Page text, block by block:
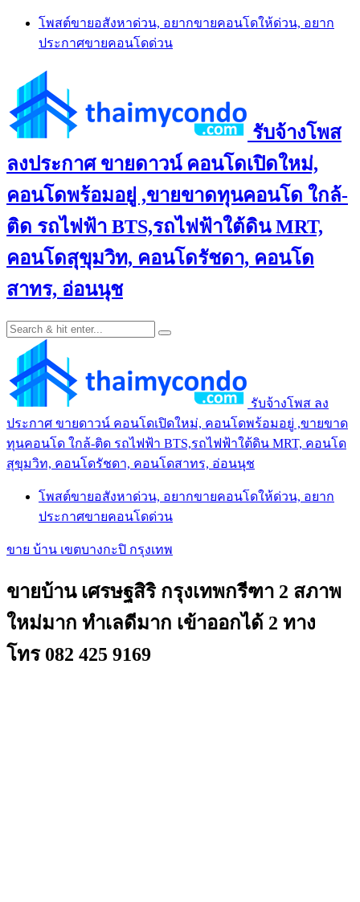
Skip
content
โพสต์ขายอสังหาด่วน, อยากขายคอนโดให้ด่วน, อยาก
ประกาศขายคอนโดด่วน
รับจ้างโพส
ลงประกาศ ขายดาวน์ คอนโดเปิดใหม่,
คอนโดพร้อมอยู่ ,ขายขาดทุนคอนโด ใกล้-
ติด รถไฟฟ้า BTS,รถไฟฟ้าใต้ดิน MRT,
คอนโดสุขุมวิท, คอนโดรัชดา, คอนโด
สาทร, อ่อนนุช
รับจ้างโพส ลง
ประกาศ ขายดาวน์ คอนโดเปิดใหม่, คอนโดพร้อมอยู่ ,ขายขาด
ทุนคอนโด ใกล้-ติด รถไฟฟ้า BTS,รถไฟฟ้าใต้ดิน MRT, คอนโด
สุขุมวิท, คอนโดรัชดา, คอนโดสาทร, อ่อนนุช
โพสต์ขายอสังหาด่วน, อยากขายคอนโดให้ด่วน, อยาก
ประกาศขายคอนโดด่วน
ขาย บ้าน เขตบางกะปิ กรุงเทพ
ขายบ้าน เศรษฐสิริ กรุงเทพกรีฑา 2 สภาพ
ใหม่มาก ทำเลดีมาก เข้าออกได้ 2 ทาง
โทร 082 425 9169